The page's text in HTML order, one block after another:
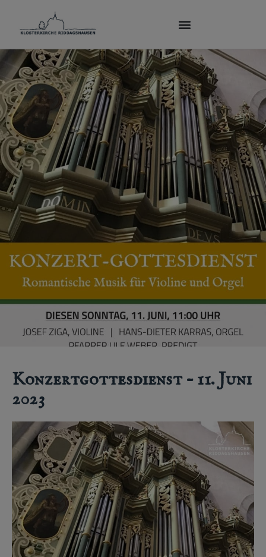
Konzertgottesdienst – 11. Juni
2023